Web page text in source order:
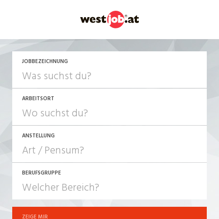
JOBBEZEICHNUNG
ARBEITSORT
ANSTELLUNG
JOB-TYP
Festanstellung
BERUFSGRUPPE
ZEIGE MIR